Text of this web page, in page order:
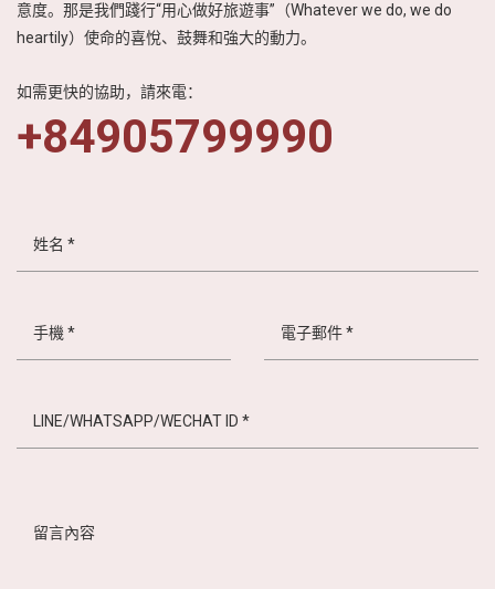
意度。那是我們踐行“用心做好旅遊事”（Whatever we do, we do
heartily）使命的喜悅、鼓舞和強大的動力。
如需更快的協助，請來電：
+84905799990